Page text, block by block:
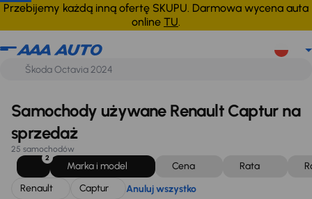
Przebijemy każdą inną ofertę SKUPU. Darmowa wycena auta
online TU.
Renault Captur Anuluj wszystko
Samochody używane Renault Captur na
sprzedaż
25 samochodów
2
Marka i model Cena Rata
Renault
Captur Anuluj wszystko